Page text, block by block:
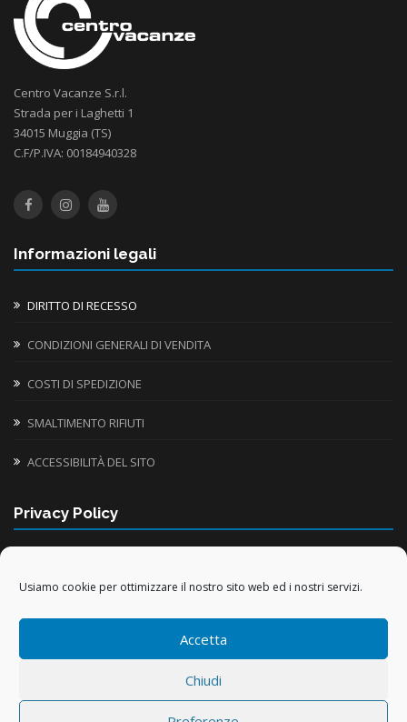
Usiamo cookie per ottimizzare il nostro sito web ed i nostri servizi.
Accetta
Chiudi
Centro Vacanze S.r.l.
Strada per i Laghetti 1
34015 Muggia (TS)
C.F/P.IVA: 00184940328
Informazioni legali
DIRITTO DI RECESSO
CONDIZIONI GENERALI DI VENDITA
COSTI DI SPEDIZIONE
SMALTIMENTO RIFIUTI
ACCESSIBILITÀ DEL SITO
Privacy Policy
TRATTAMENTO DATI ACQUISTI ONLINE